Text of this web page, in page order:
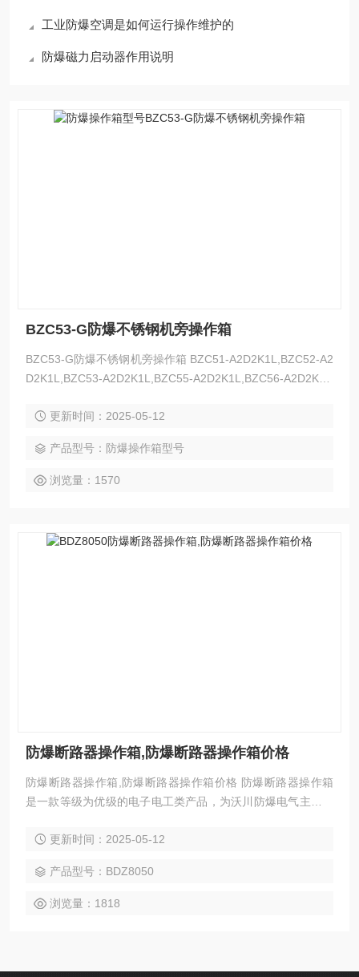
工业防爆空调是如何运行操作维护的
防爆磁力启动器作用说明
BZC53-G防爆不锈钢机旁操作箱
BZC53-G防爆不锈钢机旁操作箱 BZC51-A2D2K1L,BZC52-A2
D2K1L,BZC53-A2D2K1L,BZC55-A2D2K1L,BZC56-A2D2K1
63-A2D2K1L,BZC81-A2D2K1L,BZC83-A2D2K1L,CBC51-A2
更新时间：2025-05-12
产品型号：防爆操作箱型号
浏览量：1570
防爆断路器操作箱,防爆断路器操作箱价格
防爆断路器操作箱,防爆断路器操作箱价格 防爆断路器操作箱
是一款等级为优级的电子电工类产品，为沃川防爆电气主营产
品拥有多种不同的规格可供用户选择，立式，挂式安装等不同
更新时间：2025-05-12
产品型号：BDZ8050
浏览量：1818